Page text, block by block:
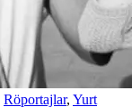
Röportajlar, Yurt